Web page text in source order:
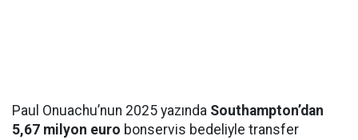
Paul Onuachu’nun 2025 yazında Southampton’dan
5,67 milyon euro bonservis bedeliyle transfer